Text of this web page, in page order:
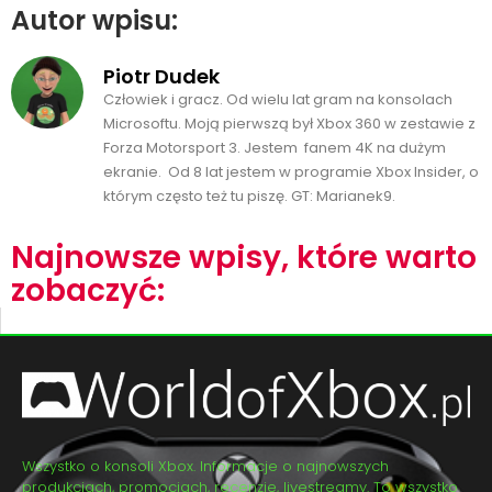
Autor wpisu:
Piotr Dudek
Człowiek i gracz. Od wielu lat gram na konsolach
Microsoftu. Moją pierwszą był Xbox 360 w zestawie z
Forza Motorsport 3. Jestem fanem 4K na dużym
ekranie. Od 8 lat jestem w programie Xbox Insider, o
którym często też tu piszę. GT: Marianek9.
Najnowsze wpisy, które warto
zobaczyć:
Wszystko o konsoli Xbox. Informacje o najnowszych
produkcjach, promocjach, recenzje, livestreamy. To wszystko